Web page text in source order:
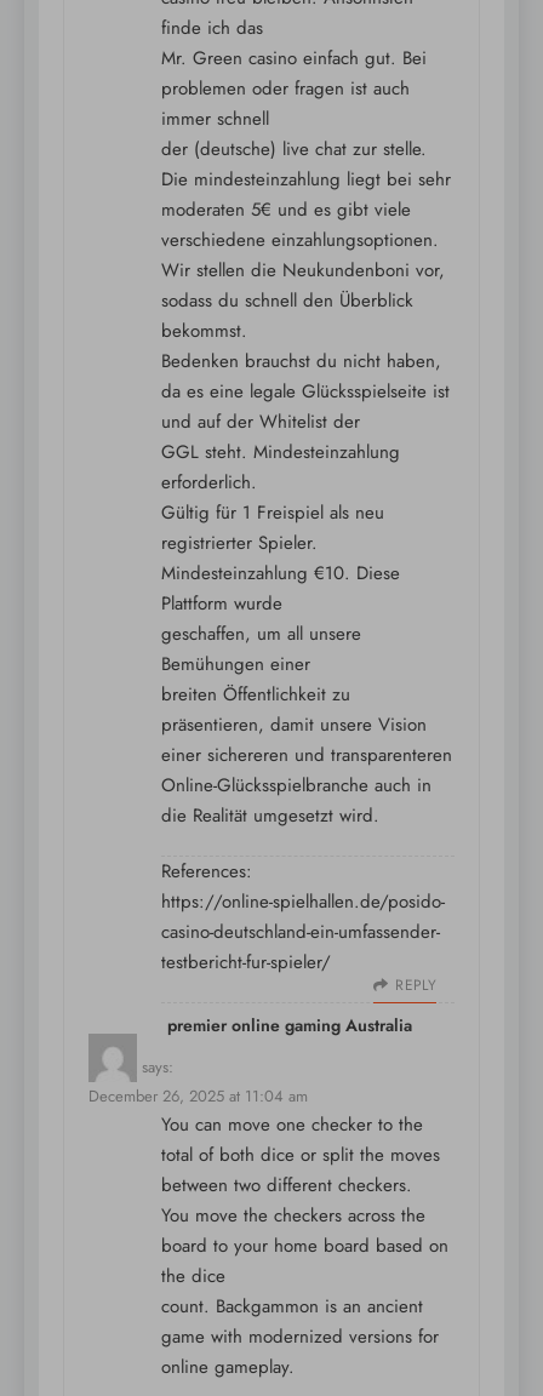
finde ich das
Mr. Green casino einfach gut. Bei
problemen oder fragen ist auch
immer schnell
der (deutsche) live chat zur stelle.
Die mindesteinzahlung liegt bei sehr
moderaten 5€ und es gibt viele
verschiedene einzahlungsoptionen.
Wir stellen die Neukundenboni vor,
sodass du schnell den Überblick
bekommst.
Bedenken brauchst du nicht haben,
da es eine legale Glücksspielseite ist
und auf der Whitelist der
GGL steht. Mindesteinzahlung
erforderlich.
Gültig für 1 Freispiel als neu
registrierter Spieler.
Mindesteinzahlung €10. Diese
Plattform wurde
geschaffen, um all unsere
Bemühungen einer
breiten Öffentlichkeit zu
präsentieren, damit unsere Vision
einer sichereren und transparenteren
Online-Glücksspielbranche auch in
die Realität umgesetzt wird.
References:
https://online-spielhallen.de/posido-
casino-deutschland-ein-umfassender-
testbericht-fur-spieler/
REPLY
premier online gaming Australia
2026
says:
December 26, 2025 at 11:04 am
You can move one checker to the
total of both dice or split the moves
between two different checkers.
You move the checkers across the
board to your home board based on
the dice
count. Backgammon is an ancient
game with modernized versions for
online gameplay.